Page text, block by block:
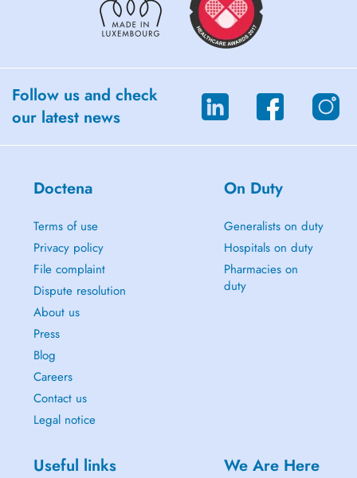
Follow us and check
our latest news
Doctena
Terms of use
Privacy policy
File complaint
Dispute resolution
About us
Press
Blog
Careers
Contact us
Legal notice
On Duty
Generalists on duty
Hospitals on duty
Pharmacies on
duty
Useful links We Are Here